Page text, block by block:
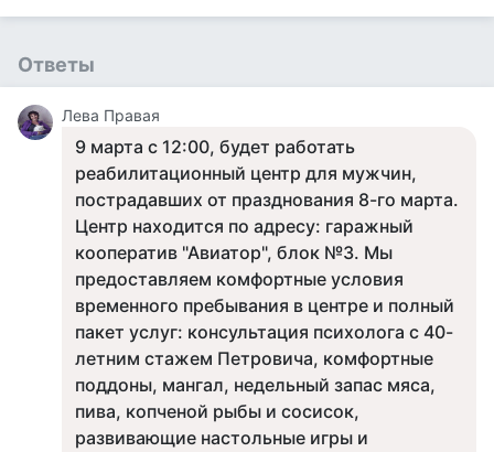
Ответы
Лева Правая
9 марта с 12:00, будет работать
реабилитационный центр для мужчин,
пострадавших от празднования 8-го марта.
Центр находится по адресу: гаражный
кооператив "Авиатор", блок №3. Мы
предоставляем комфортные условия
временного пребывания в центре и полный
пакет услуг: консультация психолога с 40-
летним стажем Петровича, комфортные
поддоны, мангал, недельный запас мяса,
пива, копченой рыбы и сосисок,
развивающие настольные игры и